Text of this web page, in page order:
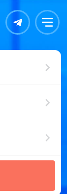
Контакты Меню